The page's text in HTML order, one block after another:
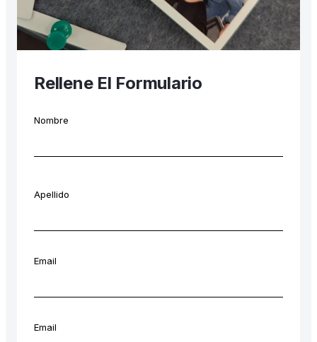
Rellene El Formulario
Nombre
Apellido
Email
Email